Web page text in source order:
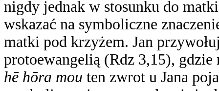
nigdy jednak w stosunku do
wskazać na symboliczne
matki pod krzyżem. Jan
protoewangelią (Rdz 3,15),
hē hōra mou ten zwrot u Jana